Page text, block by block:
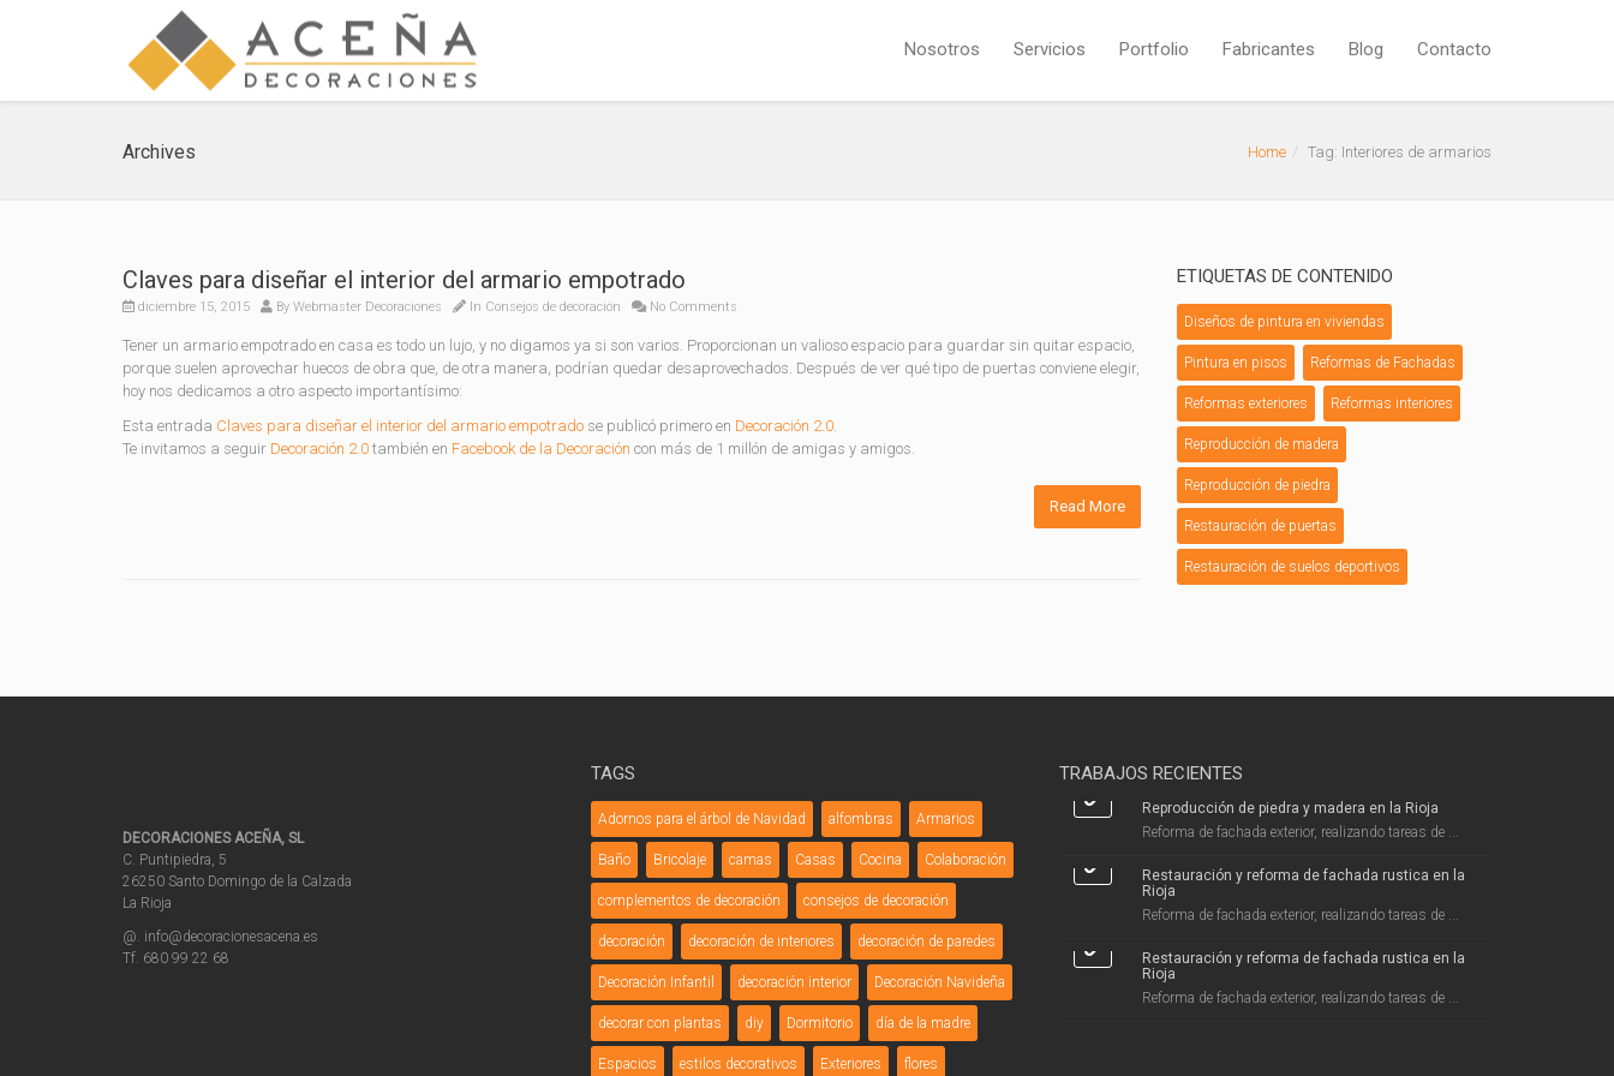
Nosotros Servicios Portfolio Fabricantes Blog Contacto
Archives Home Tag: Interiores de armarios
Claves para diseñar el interior del armario empotrado
diciembre 15, 2015 By Webmaster Decoraciones In Consejos de decoración No Comments
Tener un armario empotrado en casa es todo un lujo, y no digamos ya si son varios. Proporcionan un valioso espacio para guardar sin quitar espacio,
porque suelen aprovechar huecos de obra que, de otra manera, podrían quedar desaprovechados. Después de ver qué tipo de puertas conviene elegir,
hoy nos dedicamos a otro aspecto importantísimo:
Esta entrada Claves para diseñar el interior del armario empotrado se publicó primero en Decoración 2.0.
Te invitamos a seguir Decoración 2.0 también en Facebook de la Decoración con más de 1 millón de amigas y amigos.
Read More
ETIQUETAS DE CONTENIDO
Diseños de pintura en viviendas
Pintura en pisos Reformas de Fachadas
Reformas exteriores Reformas interiores
Reproducción de madera
Reproducción de piedra
Restauración de puertas
Restauración de suelos deportivos
DECORACIONES ACEÑA, SL
C. Puntipiedra, 5
26250 Santo Domingo de la Calzada
La Rioja
@. info@decoracionesacena.es
Tf. 680 99 22 68
TAGS
Adornos para el árbol de Navidad alfombras Armarios
Baño Bricolaje camas Casas Cocina Colaboración
complementos de decoración consejos de decoración
decoración decoración de interiores decoración de paredes
Decoración Infantil decoración interior Decoración Navideña
decorar con plantas diy Dormitorio día de la madre
Espacios estilos decorativos Exteriores flores
TRABAJOS RECIENTES
Reproducción de piedra y madera en la Rioja
Reforma de fachada exterior, realizando tareas de ...
Restauración y reforma de fachada rustica en la
Rioja
Reforma de fachada exterior, realizando tareas de ...
Restauración y reforma de fachada rustica en la
Rioja
Reforma de fachada exterior, realizando tareas de ...